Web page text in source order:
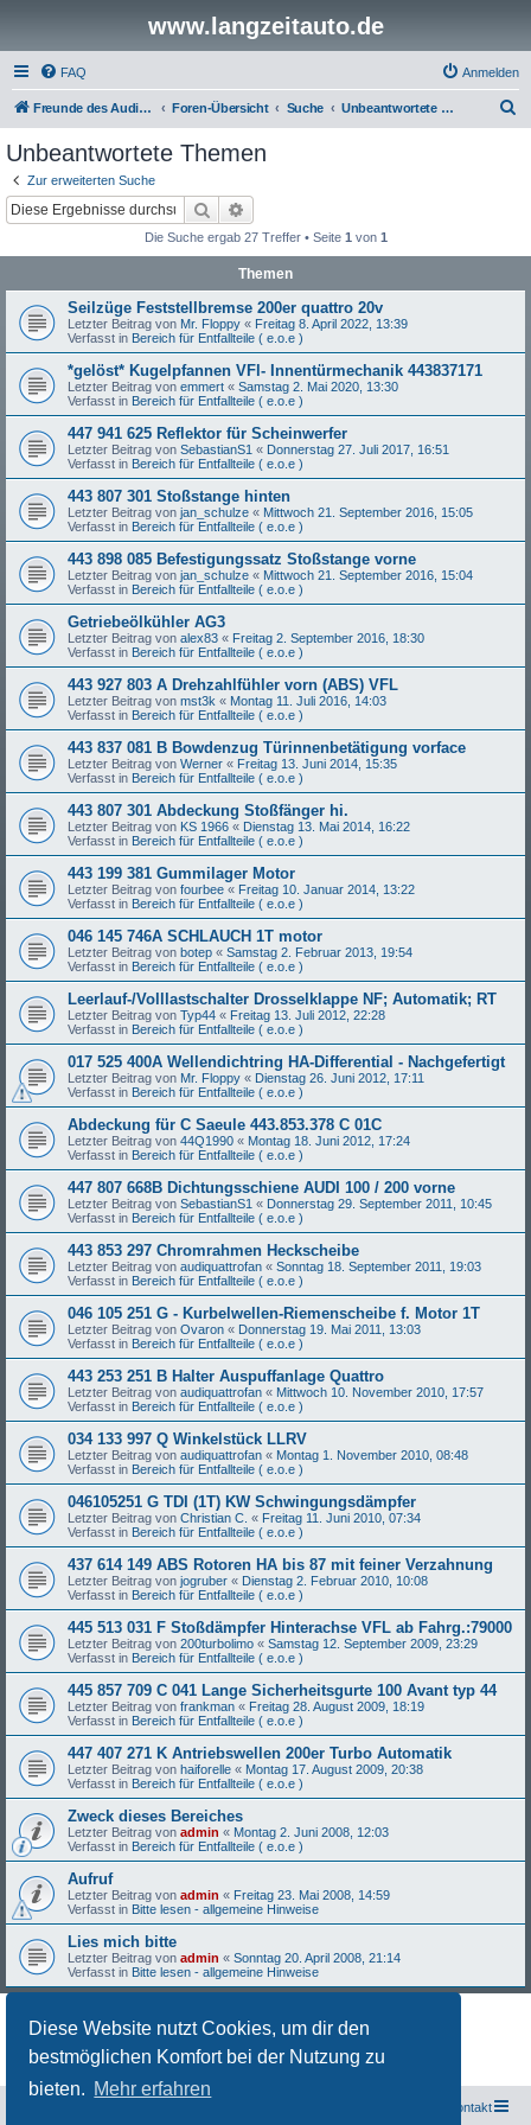
Diese Website nutzt Cookies, um dir den
bestmöglichen Komfort bei der Nutzung zu
bieten. Mehr erfahren
www.langzeitauto.de
FAQ Anmelden
Freunde des Audi Typ 44 e.V. Foren-Übersicht Suche Unbeantwortete Themen
Unbeantwortete Themen
Zur erweiterten Suche
Suche
Die Suche ergab 27 Treffer • Seite 1 von 1
Themen
Seilzüge Feststellbremse 200er quattro 20v
Letzter Beitrag von Mr. Floppy « Freitag 8. April 2022, 13:39
Verfasst in Bereich für Entfallteile ( e.o.e )
*gelöst* Kugelpfannen VFl- Innentürmechanik 443837171
Letzter Beitrag von emmert « Samstag 2. Mai 2020, 13:30
Verfasst in Bereich für Entfallteile ( e.o.e )
447 941 625 Reflektor für Scheinwerfer
Letzter Beitrag von SebastianS1 « Donnerstag 27. Juli 2017, 16:51
Verfasst in Bereich für Entfallteile ( e.o.e )
443 807 301 Stoßstange hinten
Letzter Beitrag von jan_schulze « Mittwoch 21. September 2016, 15:05
Verfasst in Bereich für Entfallteile ( e.o.e )
443 898 085 Befestigungssatz Stoßstange vorne
Letzter Beitrag von jan_schulze « Mittwoch 21. September 2016, 15:04
Verfasst in Bereich für Entfallteile ( e.o.e )
Getriebeölkühler AG3
Letzter Beitrag von alex83 « Freitag 2. September 2016, 18:30
Verfasst in Bereich für Entfallteile ( e.o.e )
443 927 803 A Drehzahlfühler vorn (ABS) VFL
Letzter Beitrag von mst3k « Montag 11. Juli 2016, 14:03
Verfasst in Bereich für Entfallteile ( e.o.e )
443 837 081 B Bowdenzug Türinnenbetätigung vorface
Letzter Beitrag von Werner « Freitag 13. Juni 2014, 15:35
Verfasst in Bereich für Entfallteile ( e.o.e )
443 807 301 Abdeckung Stoßfänger hi.
Letzter Beitrag von KS 1966 « Dienstag 13. Mai 2014, 16:22
Verfasst in Bereich für Entfallteile ( e.o.e )
443 199 381 Gummilager Motor
Letzter Beitrag von fourbee « Freitag 10. Januar 2014, 13:22
Verfasst in Bereich für Entfallteile ( e.o.e )
046 145 746A SCHLAUCH 1T motor
Letzter Beitrag von botep « Samstag 2. Februar 2013, 19:54
Verfasst in Bereich für Entfallteile ( e.o.e )
Leerlauf-/Volllastschalter Drosselklappe NF; Automatik; RT
Letzter Beitrag von Typ44 « Freitag 13. Juli 2012, 22:28
Verfasst in Bereich für Entfallteile ( e.o.e )
017 525 400A Wellendichtring HA-Differential - Nachgefertigt
Letzter Beitrag von Mr. Floppy « Dienstag 26. Juni 2012, 17:11
Verfasst in Bereich für Entfallteile ( e.o.e )
Abdeckung für C Saeule 443.853.378 C 01C
Letzter Beitrag von 44Q1990 « Montag 18. Juni 2012, 17:24
Verfasst in Bereich für Entfallteile ( e.o.e )
447 807 668B Dichtungsschiene AUDI 100 / 200 vorne
Letzter Beitrag von SebastianS1 « Donnerstag 29. September 2011, 10:45
Verfasst in Bereich für Entfallteile ( e.o.e )
443 853 297 Chromrahmen Heckscheibe
Letzter Beitrag von audiquattrofan « Sonntag 18. September 2011, 19:03
Verfasst in Bereich für Entfallteile ( e.o.e )
046 105 251 G - Kurbelwellen-Riemenscheibe f. Motor 1T
Letzter Beitrag von Ovaron « Donnerstag 19. Mai 2011, 13:03
Verfasst in Bereich für Entfallteile ( e.o.e )
443 253 251 B Halter Auspuffanlage Quattro
Letzter Beitrag von audiquattrofan « Mittwoch 10. November 2010, 17:57
Verfasst in Bereich für Entfallteile ( e.o.e )
034 133 997 Q Winkelstück LLRV
Letzter Beitrag von audiquattrofan « Montag 1. November 2010, 08:48
Verfasst in Bereich für Entfallteile ( e.o.e )
046105251 G TDI (1T) KW Schwingungsdämpfer
Letzter Beitrag von Christian C. « Freitag 11. Juni 2010, 07:34
Verfasst in Bereich für Entfallteile ( e.o.e )
437 614 149 ABS Rotoren HA bis 87 mit feiner Verzahnung
Letzter Beitrag von jogruber « Dienstag 2. Februar 2010, 10:08
Verfasst in Bereich für Entfallteile ( e.o.e )
445 513 031 F Stoßdämpfer Hinterachse VFL ab Fahrg.:79000
Letzter Beitrag von 200turbolimo « Samstag 12. September 2009, 23:29
Verfasst in Bereich für Entfallteile ( e.o.e )
445 857 709 C 041 Lange Sicherheitsgurte 100 Avant typ 44
Letzter Beitrag von frankman « Freitag 28. August 2009, 18:19
Verfasst in Bereich für Entfallteile ( e.o.e )
447 407 271 K Antriebswellen 200er Turbo Automatik
Letzter Beitrag von haiforelle « Montag 17. August 2009, 20:38
Verfasst in Bereich für Entfallteile ( e.o.e )
Zweck dieses Bereiches
Letzter Beitrag von admin « Montag 2. Juni 2008, 12:03
Verfasst in Bereich für Entfallteile ( e.o.e )
Aufruf
Letzter Beitrag von admin « Freitag 23. Mai 2008, 14:59
Verfasst in Bitte lesen - allgemeine Hinweise
Lies mich bitte
Letzter Beitrag von admin « Sonntag 20. April 2008, 21:14
Verfasst in Bitte lesen - allgemeine Hinweise
Die Suche ergab 27 Treffer • Seite1von
Kontakt